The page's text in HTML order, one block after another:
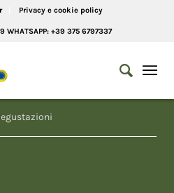
Privacy e cookie policy
WHATSAPP: +39 375 6797337